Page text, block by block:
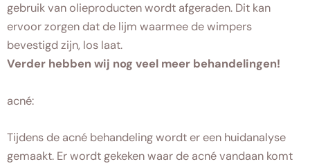
gebruik van olieproducten wordt afgeraden. Dit kan
ervoor zorgen dat de lijm waarmee de wimpers
bevestigd zijn, los laat.
Verder hebben wij nog veel meer behandelingen!
acné:
Tijdens de acné behandeling wordt er een huidanalyse
gemaakt. Er wordt gekeken waar de acné vandaan komt